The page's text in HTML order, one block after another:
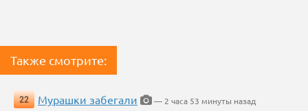
Также смотрите:
22 Мурашки забегали
— 2 часа 53 минуты назад